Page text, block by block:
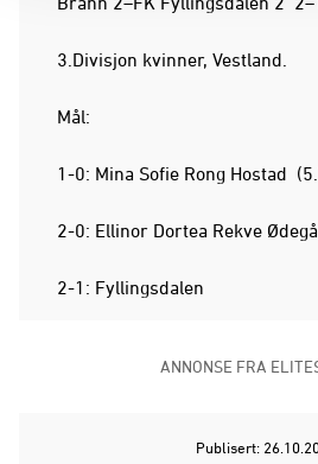
3.Divisjon kvinner, Vestland.
Mål:
1-0: Mina Sofie Rong Hostad
2-0: Ellinor Dortea Rekve
2-1: Fyllingsdalen
ANNONSE FRA
Publisert: